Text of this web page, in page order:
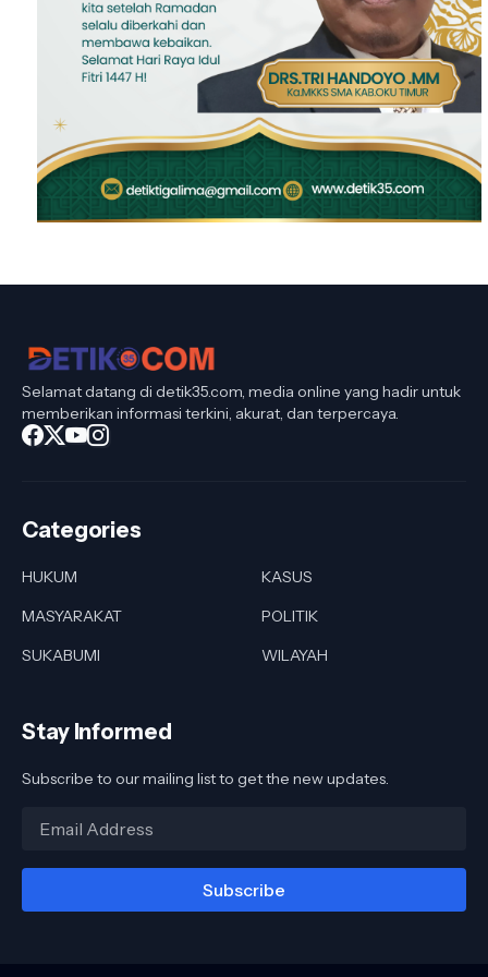
Selamat datang di detik35.com, media online yang hadir untuk
memberikan informasi terkini, akurat, dan terpercaya.
Categories
HUKUM
KASUS
MASYARAKAT
POLITIK
SUKABUMI
WILAYAH
Stay Informed
Subscribe to our mailing list to get the new updates.